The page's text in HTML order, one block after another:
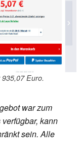
Euro.
war zum
kann
sein. Alle